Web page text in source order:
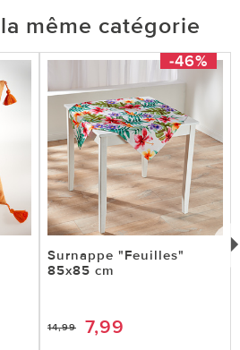
évaluation utile.
pas utile
même catégorie
-46%
Surnappe "Feuilles"
85x85 cm
14,99 7,99